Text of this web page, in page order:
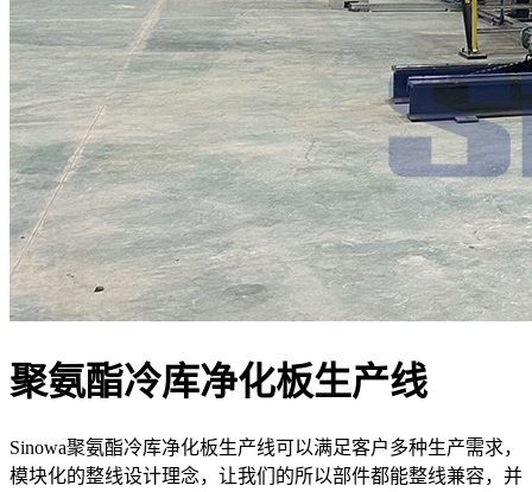
聚氨酯冷库净化板生产线
Sinowa聚氨酯冷库净化板生产线可以满足客户多种生产需求，
模块化的整线设计理念，让我们的所以部件都能整线兼容，并